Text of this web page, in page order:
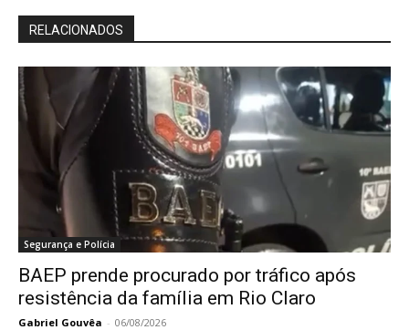
RELACIONADOS
Segurança e Polícia
BAEP prende procurado por tráfico após
resistência da família em Rio Claro
Gabriel Gouvêa - 06/08/2026